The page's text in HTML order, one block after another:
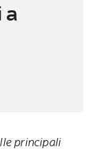
a
principali